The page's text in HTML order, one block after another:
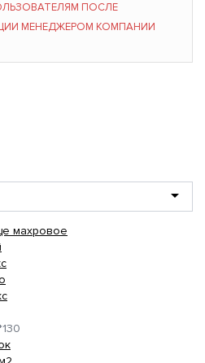
ПОСЛЕ
МЕНЕДЖЕРОМ КОМПАНИИ
махровое